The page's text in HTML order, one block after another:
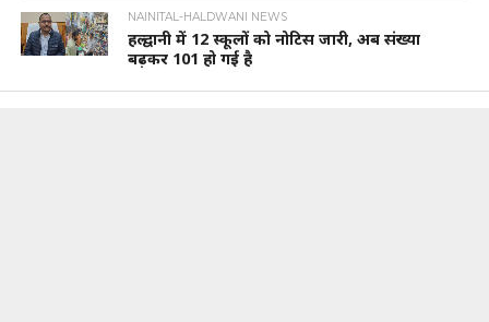
NAINITAL-HALDWANI NEWS
हल्द्वानी में 12 स्कूलों को नोटिस जारी, अब संख्या
बढ़कर 101 हो गई है